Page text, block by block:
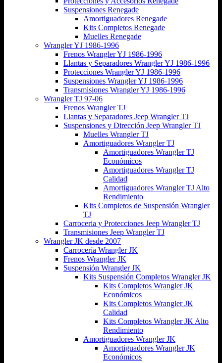
Suspensiones Renegade
Amortiguadores Renegade
Kits Completos Renegade
Muelles Renegade
Wrangler YJ 1986-1996
Frenos Wrangler YJ 1986-1996
Llantas y Separadores Wrangler YJ 1986-1996
Protecciones Wrangler YJ 1986-1996
Suspensiones Wrangler YJ 1986-1996
Transmisiones Wrangler YJ 1986-1996
Wrangler TJ 97-06
Frenos Wrangler TJ
Llantas y Separadores Jeep Wrangler TJ
Suspensiones y Dirección Jeep Wrangler TJ
Muelles Wrangler TJ
Amortiguadores Wrangler TJ
Amortiguadores Wrangler TJ
Económicos
Amortiguadores Wrangler TJ
Calidad
Amortiguadores Wrangler TJ Alto
Rendimiento
Kits Completos de Suspensión Wrangler
TJ
Carroceria y Protecciones Jeep Wrangler TJ
Transmisiones Jeep Wrangler TJ
Wrangler JK desde 2007
Carrocería Wrangler JK
Frenos Wrangler JK
Suspensión Wrangler JK
Kits Suspensión Completos Wrangler JK
Kits Completos Wrangler JK
Económicos
Kits Completos Wrangler JK
Calidad
Kits Completos Wrangler JK Alto
Rendimiento
Amortiguadores Wrangler JK
Amortiguadores Wrangler JK
Económicos